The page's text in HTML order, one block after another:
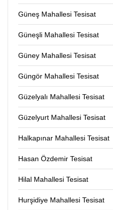
Güneş Mahallesi Tesisat
Güneşli Mahallesi Tesisat
Güney Mahallesi Tesisat
Güngör Mahallesi Tesisat
Güzelyalı Mahallesi Tesisat
Güzelyurt Mahallesi Tesisat
Halkapınar Mahallesi Tesisat
Hasan Özdemir Tesisat
Hilal Mahallesi Tesisat
Hurşidiye Mahallesi Tesisat